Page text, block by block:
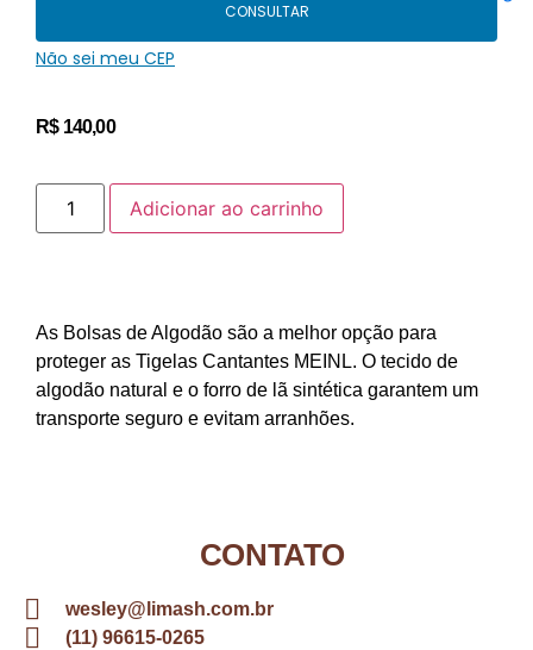
CONSULTAR
Não sei meu CEP
R$140,00
Adicionar ao carrinho
As Bolsas de Algodão são a melhor opção para
proteger as Tigelas Cantantes MEINL. O tecido de
algodão natural e o forro de lã sintética garantem um
transporte seguro e evitam arranhões.
CONTATO
wesley@limash.com.br
(11) 96615-0265